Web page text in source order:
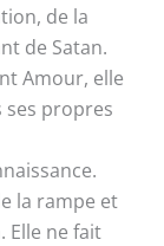
de la
de Satan.
Amour, elle
ses propres
la rampe et
Elle ne fait